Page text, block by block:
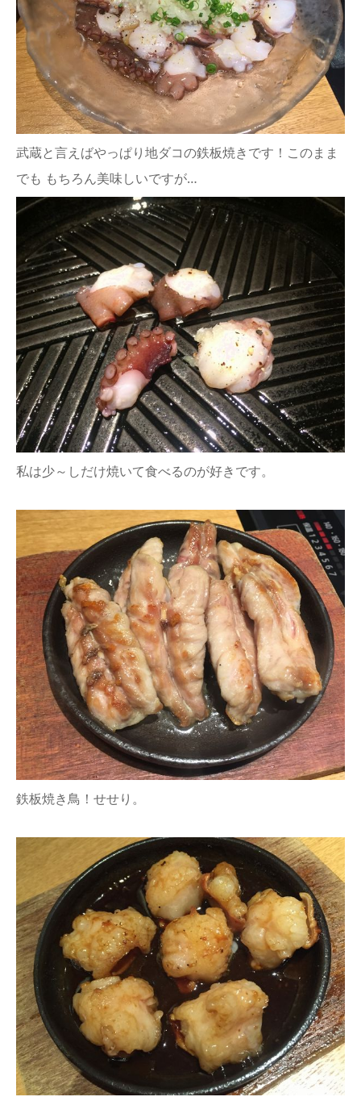
武蔵と言えばやっぱり地ダコの鉄板焼きです！このまま
でも もちろん美味しいですが…
私は少～しだけ焼いて食べるのが好きです。
鉄板焼き鳥！せせり。